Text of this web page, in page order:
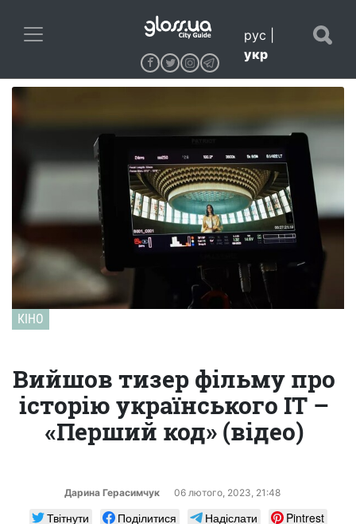
рус
укр
КІНО
Вийшов тизер фільму про
історію українського IT –
«Перший код» (відео)
Дарина Герасимчук 06 лютого, 2023, 21:48
Твітнути Поділитися Надіслати
Pintrest